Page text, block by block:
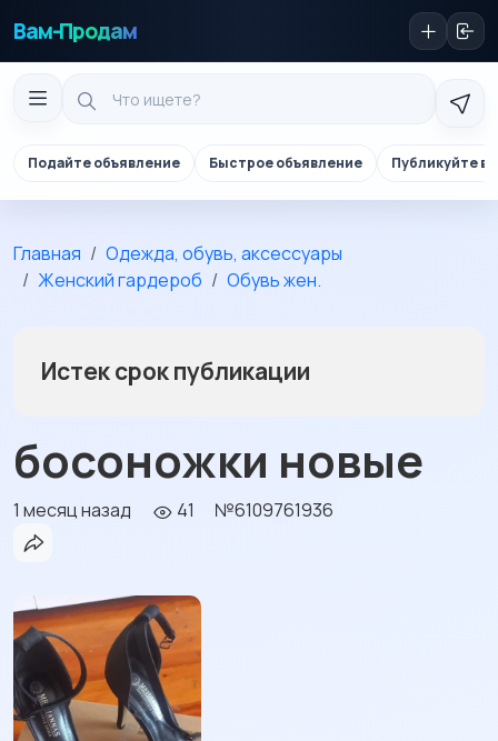
Вам-Продам
Подайте объявление Быстрое объявление Публикуйте в
Главная
Одежда, обувь, аксессуары
Женский гардероб
Обувь жен.
Истек срок публикации
босоножки новые
1 месяц назад 41 №6109761936